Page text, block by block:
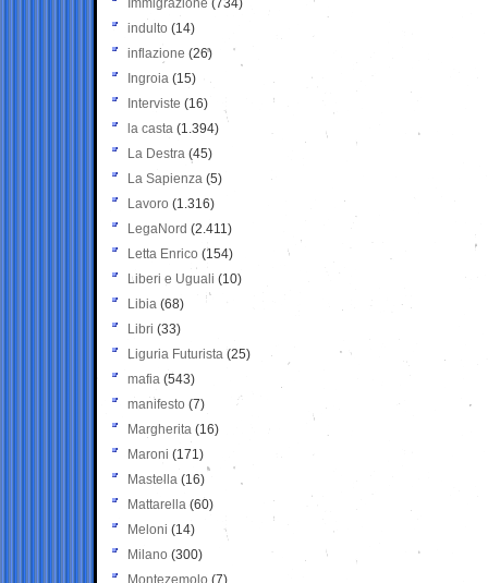
Immigrazione (734)
indulto (14)
inflazione (26)
Ingroia (15)
Interviste (16)
la casta (1.394)
La Destra (45)
La Sapienza (5)
Lavoro (1.316)
LegaNord (2.411)
Letta Enrico (154)
Liberi e Uguali (10)
Libia (68)
Libri (33)
Liguria Futurista (25)
mafia (543)
manifesto (7)
Margherita (16)
Maroni (171)
Mastella (16)
Mattarella (60)
Meloni (14)
Milano (300)
Montezemolo (7)